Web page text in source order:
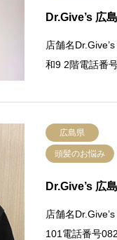
Dr.Give’s 広
店舗名
和9 2階電話番
広島県
頭髪のお悩み
Dr.Give’s 広
店舗名
101電話番号